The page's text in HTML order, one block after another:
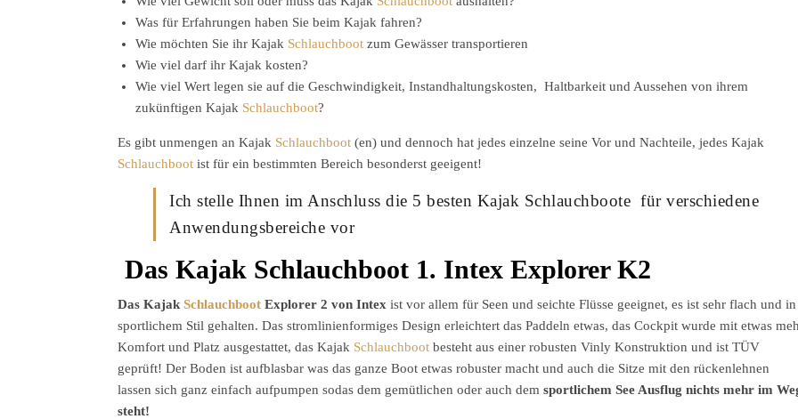
Was für Erfahrungen haben Sie beim Kajak fahren?
Wie möchten Sie ihr Kajak Schlauchboot zum Gewässer transportieren
Wie viel darf ihr Kajak kosten?
Wie viel Wert legen sie auf die Geschwindigkeit, Instandhaltungskosten, Haltbarkeit und Aussehen von ihrem
zukünftigen Kajak Schlauchboot?
Es gibt unmengen an Kajak Schlauchboot (en) und dennoch hat jedes einzelne seine Vor und Nachteile, jedes Kajak
Schlauchboot ist für ein bestimmten Bereich besonderst geeigent!
Ich stelle Ihnen im Anschluss die 5 besten Kajak Schlauchboote für verschiedene
Anwendungsbereiche vor
Das Kajak Schlauchboot 1. Intex Explorer K2
Das Kajak Schlauchboot Explorer 2 von Intex ist vor allem für Seen und seichte Flüsse geeignet, es ist sehr flach und in
sportlichem Stil gehalten. Das stromlinienformiges Design erleichtert das Paddeln etwas, das Cockpit wurde mit etwas
Komfort und Platz ausgestattet, das Kajak Schlauchboot besteht aus einer robusten Vinly Konstruktion und ist TÜV
geprüft! Der Boden ist aufblasbar was das ganze Boot etwas robuster macht und auch die Sitze mit den rückenlehnen
lassen sich ganz einfach aufpumpen sodas dem gemütlichen oder auch dem sportlichem See Ausflug nichts mehr im
steht!